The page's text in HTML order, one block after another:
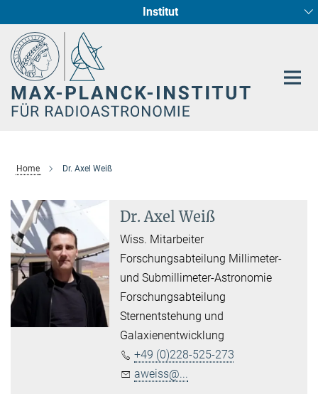
Institut
Radioastronomische Fundamentalphysik
Sternentstehung und Galaxienentwicklung
Home Dr. Axel Weiß
Dr. Axel Weiß
Wiss. Mitarbeiter
Forschungsabteilung Millimeter-
und Submillimeter-Astronomie
Forschungsabteilung
Sternentstehung und
Galaxienentwicklung
+49 (0)228-525-273
aweiss@...